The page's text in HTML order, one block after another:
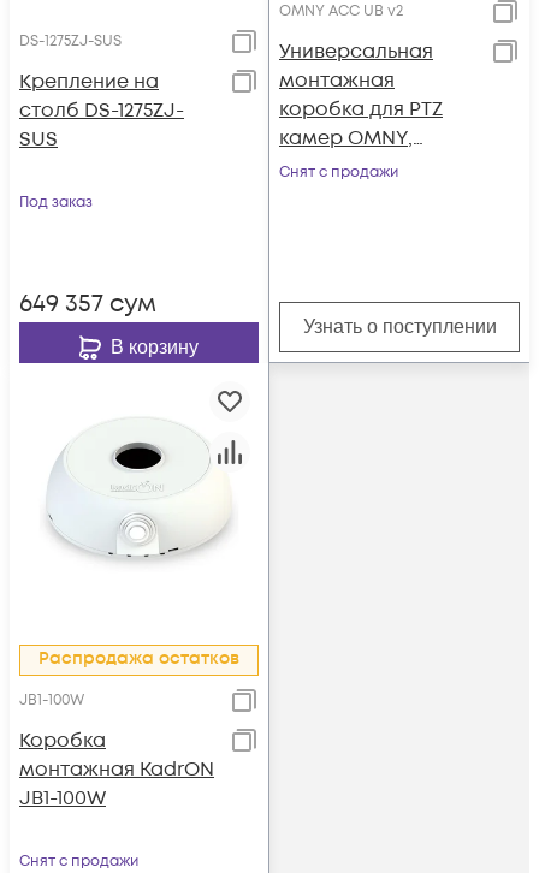
DS-1275ZJ-SUS
Крепление на
столб DS-1275ZJ-
SUS
Под заказ
649 357 сум
В корзину
OMNY ACC UB v2
Универсальная
монтажная
коробка для PTZ
камер OMNY,
монтаж на стену,
Снят с продажи
Узнать о поступлении
Распродажа остатков
JB1-100W
Коробка
монтажная KadrON
JB1-100W
Снят с продажи